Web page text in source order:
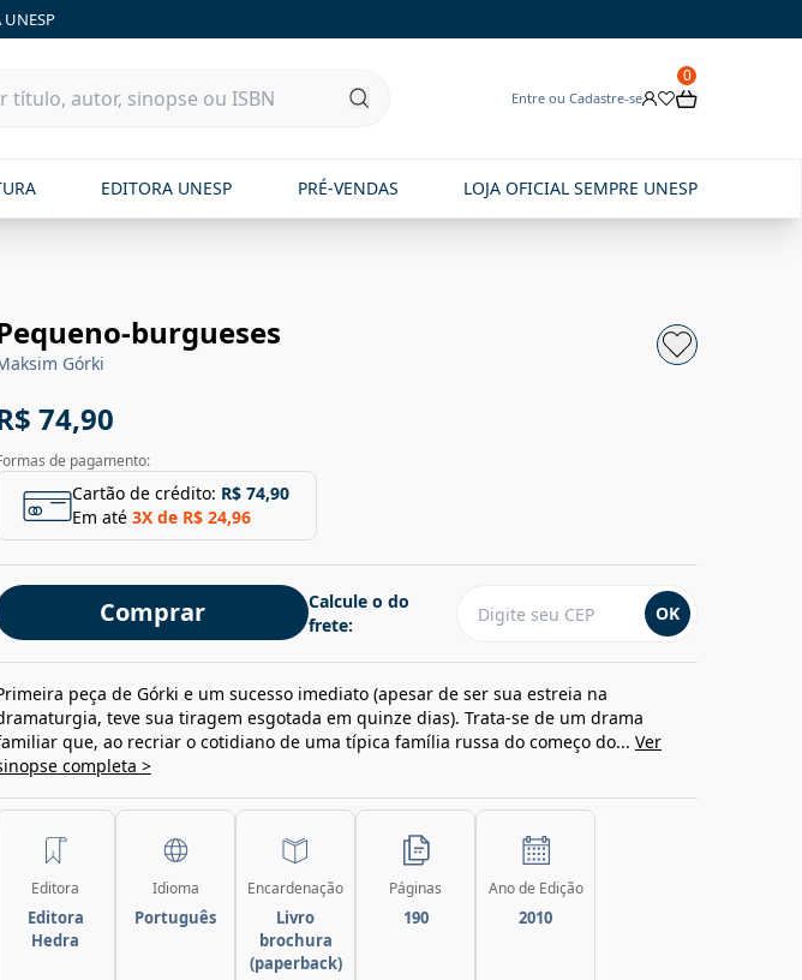
UNESP
Entre ou Cadastre-se
0
EDITORA UNESP PRÉ-VENDAS LOJA OFICIAL SEMPRE UNESP
burgueses
Górki
74,90
de pagamento:
Cartão de crédito: R$ 74,90
Em até 3X de R$ 24,96
Comprar
Calcule o do
frete:
OK
peça de Górki e um sucesso imediato (apesar de ser sua estreia na
teve sua tiragem esgotada em quinze dias). Trata-se de um drama
que, ao recriar o cotidiano de uma típica família russa do começo do... Ver
completa >
Editora
Editora
Hedra
Idioma
Português
Encardenação
Livro
brochura
(paperback)
Páginas
190
Ano de Edição
2010